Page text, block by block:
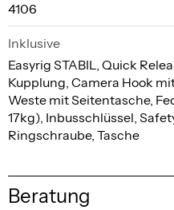
4106
Inklusive
Easyrig STABIL, Quick
Kupplung, Camera Hook
Weste mit Seitentasche,
17kg), Inbusschlüssel,
Ringschraube, Tasche
Beratung